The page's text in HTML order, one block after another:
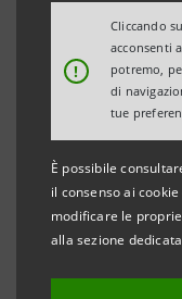
!
Cliccando
acconsenti
potremo,
di
tue
È possibile
il consenso ai
modificare le
alla sezione
Torino, Milano, 9
Sanpaolo S.p.A.
dell'offerta
(l'"Offerta"),
agli artt. 102, 106,
secondo comma,
come
"TUF"), nel